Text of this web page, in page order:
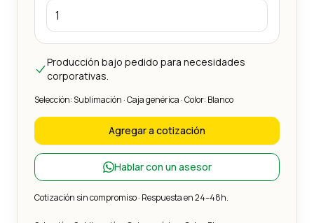
Producción bajo pedido para necesidades
corporativas.
Selección: Sublimación · Caja genérica · Color: Blanco
Agregar a cotización
Hablar con un asesor
Cotización sin compromiso · Respuesta en 24–48h.